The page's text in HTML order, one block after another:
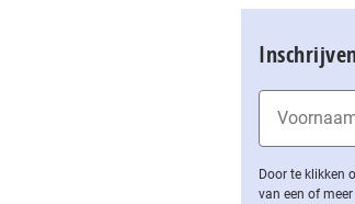
Door te klikken
van een of